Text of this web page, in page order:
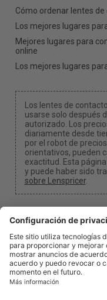
Cómo ordenar lentes
Los mejores lugares
Mejores lugares para
online
Los mejores lugares
Los lentes de
usarse solo después
autorizado. Los
diariamente desde
por el robot de
orientativos, pueden
exactitud. Esta
y puede haber sido
sobre Lenspricer.
Podemos recibir